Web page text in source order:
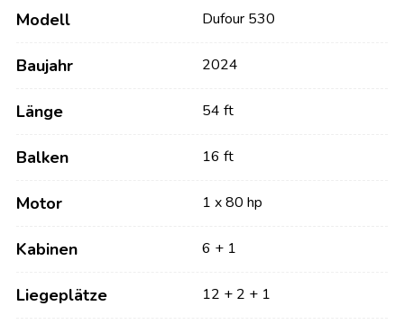
Modell Dufour 530
Baujahr 2024
Länge 54 ft
Balken 16 ft
Motor 1 x 80 hp
Kabinen 6 + 1
Liegeplätze 12 + 2 + 1